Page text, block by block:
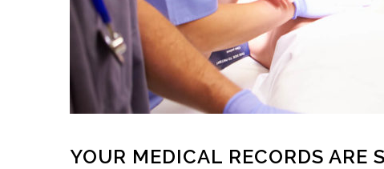
YOUR MEDICAL RECORDS ARE